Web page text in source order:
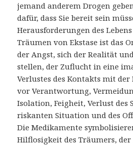
jemand anderem Drogen
dafür, dass Sie bereit sein
Herausforderungen des
Träumen von Ekstase ist das
der Angst, sich der Realität
stellen, der Zuflucht in eine
Verlustes des Kontakts mit
vor Verantwortung,
Isolation, Feigheit, Verlust des
riskanten Situation und des
Die Medikamente
Hilflosigkeit des Träumers,